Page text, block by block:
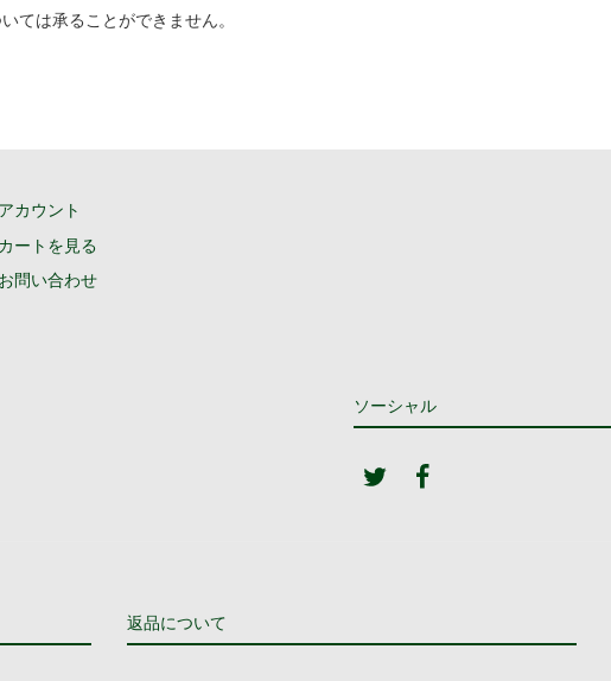
ては承ることができません。
アカウント
カートを見る
お問い合わせ
ソーシャル
返品について